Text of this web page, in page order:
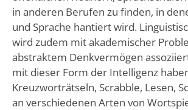
in anderen Berufen zu finden, in
und Sprache hantiert wird.
wird zudem mit akademischer
abstraktem Denkvermögen
mit dieser Form der Intelligenz
Kreuzworträtseln, Scrabble, Lesen,
an verschiedenen Arten von